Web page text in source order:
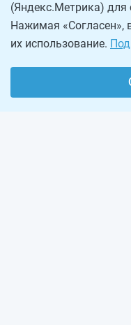
(Яндекс.Метрика) для
Нажимая «Согласен»,
их использование.